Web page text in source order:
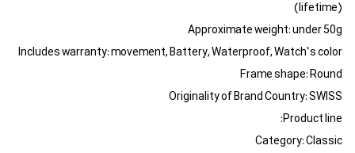
(lifetime)
Approximate weight: under 50g
Includes warranty: movement, Battery, Waterproof, Watch’s color
Frame shape: Round
Originality of Brand Country: SWISS
Product line:
Category: Classic